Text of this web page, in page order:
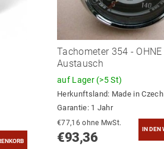
Tachometer 354 - OHNE
Austausch
auf Lager (>5 St)
Herkunftsland: Made in Czech
Garantie: 1 Jahr
€77,16 ohne MwSt.
€93,36